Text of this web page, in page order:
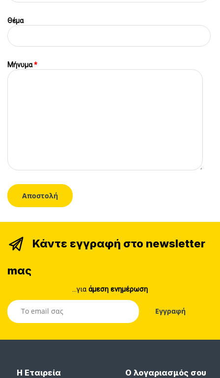
Θέμα
Μήνυμα*
Κάντε εγγραφή στο newsletter
mας
...για άμεση ενημέρωση
Η Εταιρεία Ο λογαριασμός σου